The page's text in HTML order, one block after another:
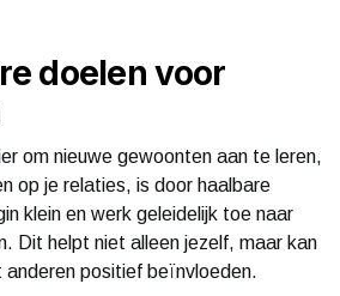
doelen voor
om nieuwe gewoonten aan te leren,
op je relaties, is door haalbare
klein en werk geleidelijk toe naar
Dit helpt niet alleen jezelf, maar kan
anderen positief beïnvloeden.